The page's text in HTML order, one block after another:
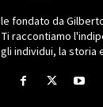
fondato da
Ti raccontiamo
individui, la storia